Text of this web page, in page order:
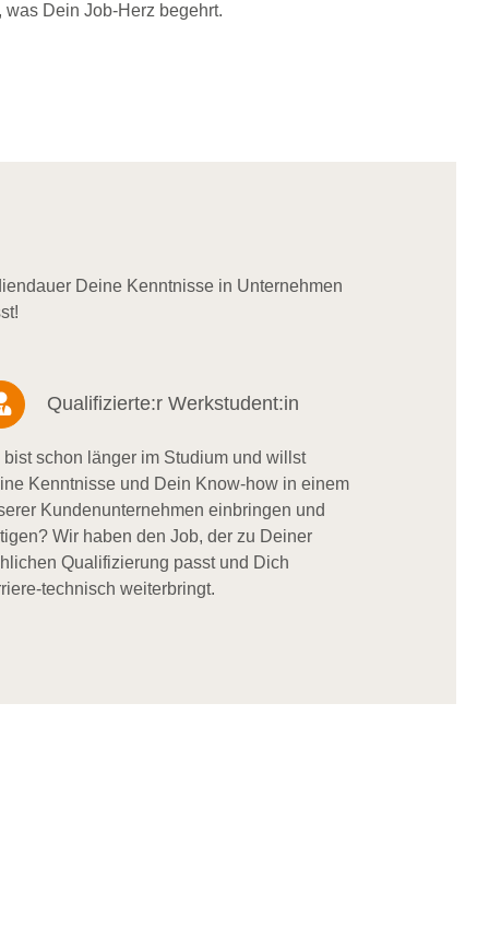
Dein Job-Herz begehrt.
Deine Kenntnisse in Unternehmen
Qualifizierte:r Werkstudent:in
bist schon länger im Studium und willst
Kenntnisse und Dein Know-how in einem
Kundenunternehmen einbringen und
Wir haben den Job, der zu Deiner
Qualifizierung passt und Dich
technisch weiterbringt.